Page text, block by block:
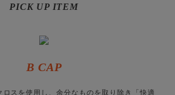
PICK UP ITEM
B CAP
スを使用し、余分なものを取り除き「快適